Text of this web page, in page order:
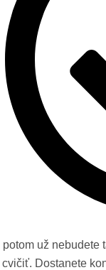
potom už nebudete
cvičiť. Dostanete